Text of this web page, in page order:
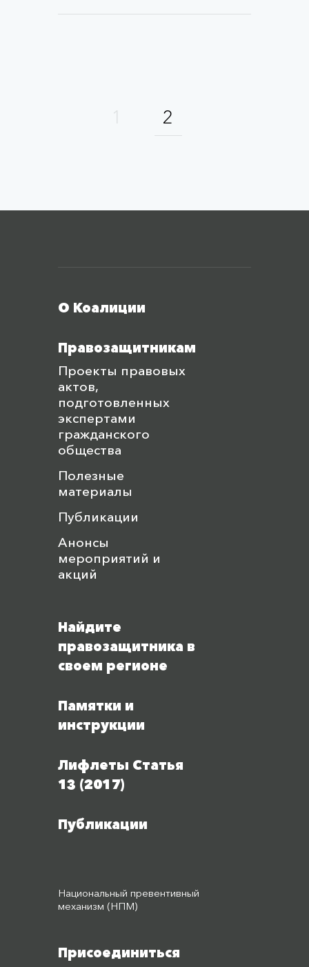
1 2
О Коалиции
Правозащитникам
Проекты правовых
актов,
подготовленных
экспертами
гражданского
общества
Полезные
материалы
Публикации
Анонсы
мероприятий и
акций
Найдите
правозащитника в
своем регионе
Памятки и
инструкции
Лифлеты Статья
13 (2017)
Публикации
Национальный превентивный
механизм (НПМ)
Присоединиться